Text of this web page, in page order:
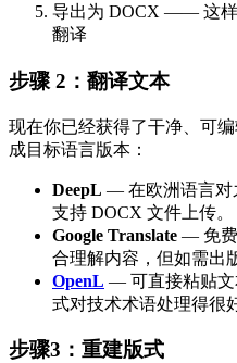
导出为 DOCX —— 这样
翻译
步骤 2：翻译文本
现在你已经获得了干净、可
成目标语言版本：
DeepL — 在欧洲语言对
支持 DOCX 文件上传。
Google Translate — 免费
合理解内容，但如需出
OpenL — 可直接粘贴文
式对技术术语处理得很
步骤3：重建版式